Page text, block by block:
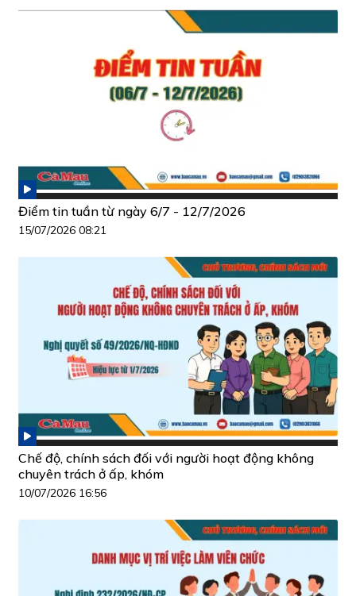
Điểm tin tuần từ ngày 6/7 - 12/7/2026
15/07/2026 08:21
Chế độ, chính sách đối với người hoạt động không
chuyên trách ở ấp, khóm
10/07/2026 16:56